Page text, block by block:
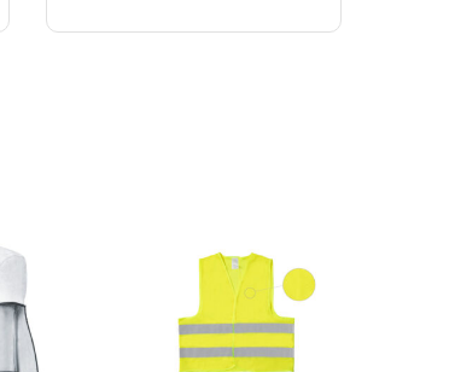
PROBALTIC KIŠNA JAKNA